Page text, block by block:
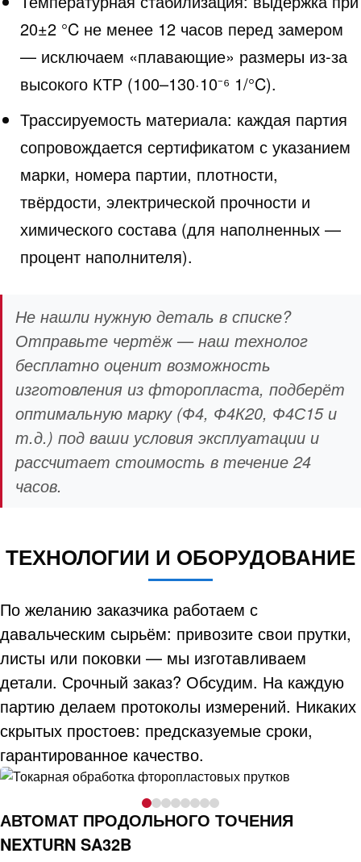
20±2 °C не менее 12 часов перед замером
— исключаем «плавающие» размеры из-за
высокого КТР (100–130·10⁻⁶ 1/°C).
Трассируемость материала: каждая партия
сопровождается сертификатом с указанием
марки, номера партии, плотности,
твёрдости, электрической прочности и
химического состава (для наполненных —
процент наполнителя).
Не нашли нужную деталь в списке?
Отправьте чертёж — наш технолог
бесплатно оценит возможность
изготовления из фторопласта, подберёт
оптимальную марку (Ф4, Ф4К20, Ф4С15 и
т.д.) под ваши условия эксплуатации и
рассчитает стоимость в течение 24
часов.
ТЕХНОЛОГИИ И ОБОРУДОВАНИЕ
По желанию заказчика работаем с
давальческим сырьём: привозите свои прутки,
листы или поковки — мы изготавливаем
детали. Срочный заказ? Обсудим. На каждую
партию делаем протоколы измерений. Никаких
скрытых простоев: предсказуемые сроки,
гарантированное качество.
АВТОМАТ ПРОДОЛЬНОГО ТОЧЕНИЯ
NEXTURN SA32B